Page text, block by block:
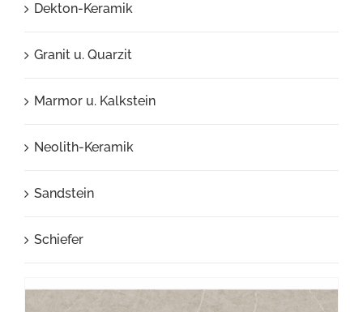
Dekton-Keramik
Granit u. Quarzit
Marmor u. Kalkstein
Neolith-Keramik
Sandstein
Schiefer